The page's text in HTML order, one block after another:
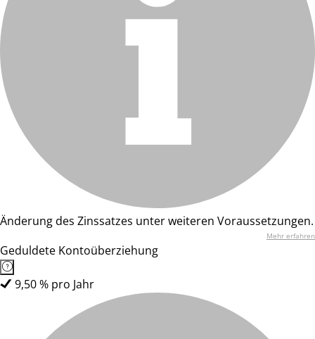
Änderung des Zinssatzes unter weiteren Voraussetzungen.
Mehr erfahren
Geduldete Kontoüberziehung
9,50 % pro Jahr